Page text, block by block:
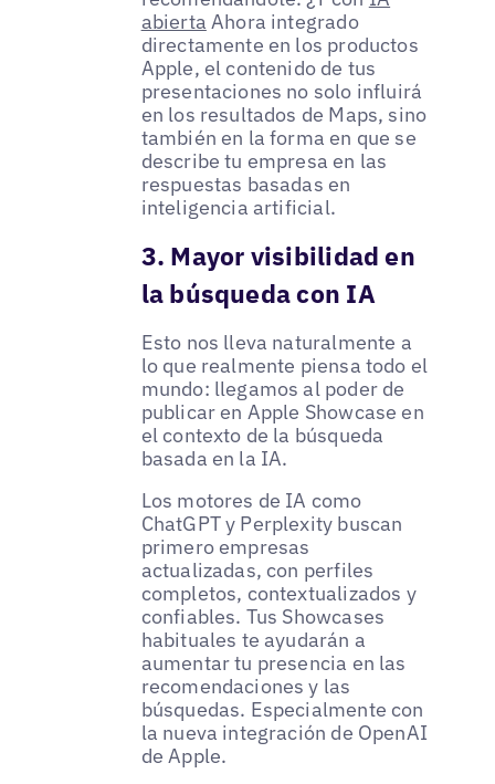
abierta Ahora integrado
directamente en los productos
Apple, el contenido de tus
presentaciones no solo influirá
en los resultados de Maps, sino
también en la forma en que se
describe tu empresa en las
respuestas basadas en
inteligencia artificial.
3. Mayor visibilidad en
la búsqueda con IA
Esto nos lleva naturalmente a
lo que realmente piensa todo el
mundo: llegamos al poder de
publicar en Apple Showcase en
el contexto de la búsqueda
basada en la IA.
Los motores de IA como
ChatGPT y Perplexity buscan
primero empresas
actualizadas, con perfiles
completos, contextualizados y
confiables. Tus Showcases
habituales te ayudarán a
aumentar tu presencia en las
recomendaciones y las
búsquedas. Especialmente con
la nueva integración de OpenAI
de Apple.